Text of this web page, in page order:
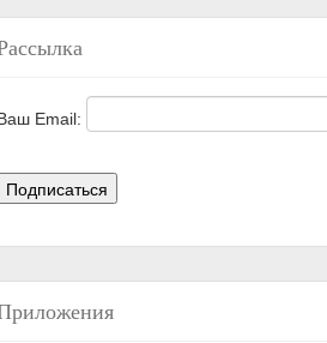
Email: